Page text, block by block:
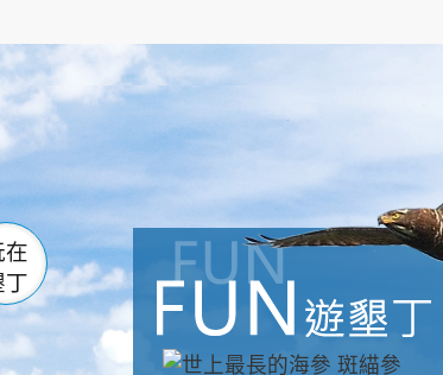
在
丁